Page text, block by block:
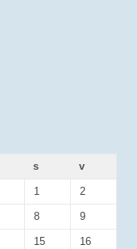
s v
1 2
8 9
15 16